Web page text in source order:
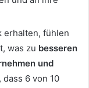
erhalten, fühlen
was zu besseren
und
6 von 10